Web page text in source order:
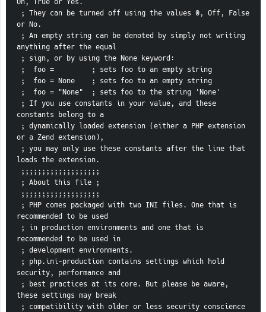
or No.
anything after the equal
; sign, or by using the None keyword:
;  foo =         ; sets foo to an empty string
;  foo = None    ; sets foo to an empty string
;  foo = "None"  ; sets foo to the string 'None'
constants belong to a
or a Zend extension),
loads the extension.
;;;;;;;;;;;;;;;;;;;
; About this file ;
;;;;;;;;;;;;;;;;;;;
recommended to be used
recommended to be used in
; development environments.
security, performance and
these settings may break